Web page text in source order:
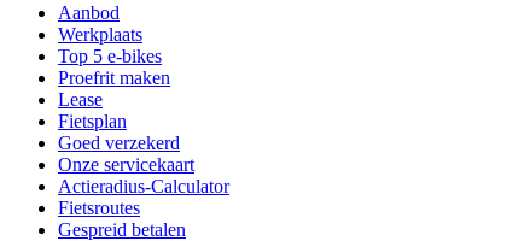
Aanbod
Werkplaats
Top 5 e-bikes
Proefrit maken
Lease
Fietsplan
Goed verzekerd
Onze servicekaart
Actieradius-Calculator
Fietsroutes
Gespreid betalen